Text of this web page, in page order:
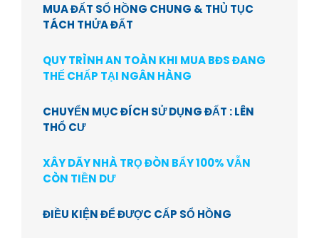
MUA ĐẤT SỔ HỒNG CHUNG & THỦ TỤC
TÁCH THỬA ĐẤT
QUY TRÌNH AN TOÀN KHI MUA BĐS ĐANG
THẾ CHẤP TẠI NGÂN HÀNG
CHUYỂN MỤC ĐÍCH SỬ DỤNG ĐẤT : LÊN
THỔ CƯ
XÂY DÃY NHÀ TRỌ ĐÒN BẨY 100% VẪN
CÒN TIỀN DƯ
ĐIỀU KIỆN ĐỂ ĐƯỢC CẤP SỔ HỒNG